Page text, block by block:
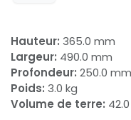
Hauteur: 365.0 mm
Largeur: 490.0 mm
Profondeur: 250.0 mm
Poids: 3.0 kg
Volume de terre: 42.0